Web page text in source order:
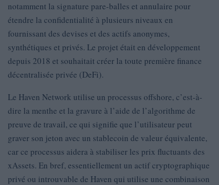
notamment la signature pare-balles et annulaire pour
étendre la confidentialité à plusieurs niveaux en
fournissant des devises et des actifs anonymes,
synthétiques et privés. Le projet était en développement
depuis 2018 et souhaitait créer la toute première finance
décentralisée privée (DeFi).
Le Haven Network utilise un processus offshore, c’est-à-
dire la menthe et la gravure à l’aide de l’algorithme de
preuve de travail, ce qui signifie que l’utilisateur peut
graver son jeton avec un stablecoin de valeur équivalente,
car ce processus aidera à stabiliser les prix fluctuants des
xAssets. En bref, essentiellement un actif cryptographique
privé ou introuvable de Haven qui utilise une combinaison